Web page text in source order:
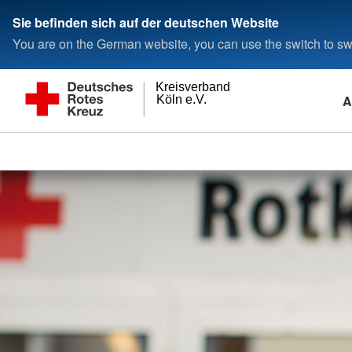
Sie befinden sich auf der deutschen Website
You are on the German website, you can use the switch to
Köln e.V.
Kreisverband